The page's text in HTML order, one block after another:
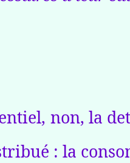
non, la
: la